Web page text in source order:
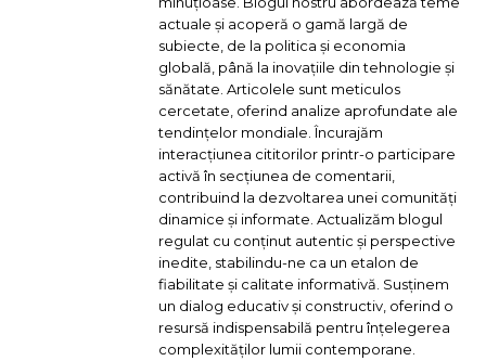
actuale și acoperă o gamă largă de
subiecte, de la politica și economia
globală, până la inovațiile din tehnologie și
sănătate. Articolele sunt meticulos
cercetate, oferind analize aprofundate ale
tendințelor mondiale. Încurajăm
interacțiunea cititorilor printr-o participare
activă în secțiunea de comentarii,
contribuind la dezvoltarea unei comunități
dinamice și informate. Actualizăm blogul
regulat cu conținut autentic și perspective
inedite, stabilindu-ne ca un etalon de
fiabilitate și calitate informativă. Susținem
un dialog educativ și constructiv, oferind o
resursă indispensabilă pentru înțelegerea
complexităților lumii contemporane.